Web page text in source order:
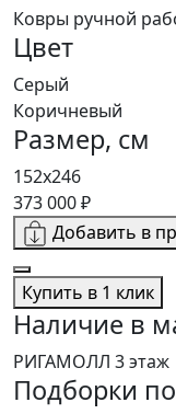
Ковры ручной
Цвет
Серый
Коричневый
Размер, см
152x246
373 000 ₽
Добавить в
Купить в 1 клик
Наличие в
РИГАМОЛЛ 3 этаж
Подборки